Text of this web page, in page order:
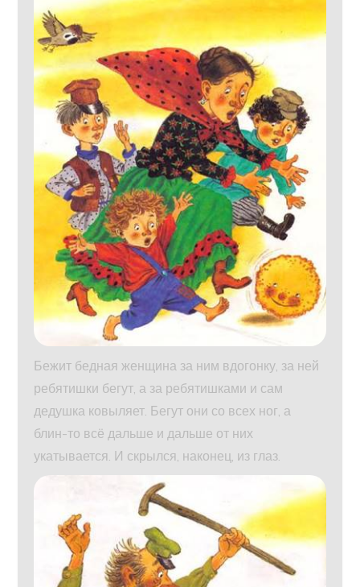
Бежит бедная женщина за ним вдогонку, за ней
ребятишки бегут, а за ребятишками и сам
дедушка ковыляет. Бегут они со всех ног, а
блин-то всё дальше и дальше от них
укатывается. И скрылся, наконец, из глаз.